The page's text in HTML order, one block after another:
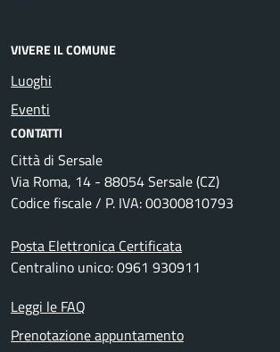
VIVERE IL COMUNE
Luoghi
Eventi
CONTATTI
Città di Sersale
Via Roma, 14 - 88054 Sersale (CZ)
Codice fiscale / P. IVA: 00300810793
Posta Elettronica Certificata
Centralino unico: 0961 930911
Leggi le FAQ
Prenotazione appuntamento